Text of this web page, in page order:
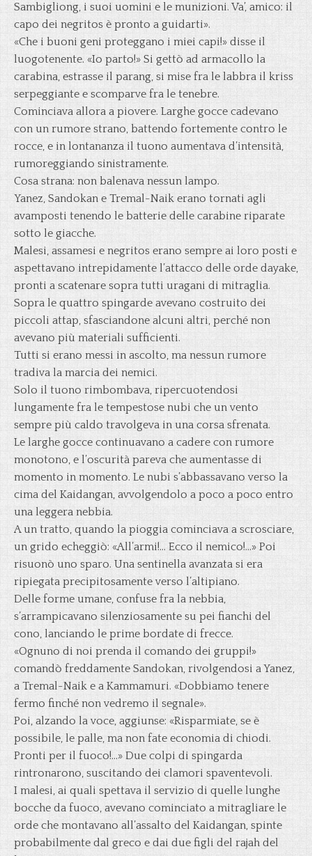
Sambigliong, i suoi uomini e le munizioni. Va’, amico: il
capo dei negritos è pronto a guidarti».
«Che i buoni geni proteggano i miei capi!» disse il
luogotenente. «Io parto!» Si gettò ad armacollo la
carabina, estrasse il parang, si mise fra le labbra il kriss
serpeggiante e scomparve fra le tenebre.
Cominciava allora a piovere. Larghe gocce cadevano
con un rumore strano, battendo fortemente contro le
rocce, e in lontananza il tuono aumentava d’intensità,
rumoreggiando sinistramente.
Cosa strana: non balenava nessun lampo.
Yanez, Sandokan e Tremal-Naik erano tornati agli
avamposti tenendo le batterie delle carabine riparate
sotto le giacche.
Malesi, assamesi e negritos erano sempre ai loro posti e
aspettavano intrepidamente l’attacco delle orde dayake,
pronti a scatenare sopra tutti uragani di mitraglia.
Sopra le quattro spingarde avevano costruito dei
piccoli attap, sfasciandone alcuni altri, perché non
avevano più materiali sufficienti.
Tutti si erano messi in ascolto, ma nessun rumore
tradiva la marcia dei nemici.
Solo il tuono rimbombava, ripercuotendosi
lungamente fra le tempestose nubi che un vento
sempre più caldo travolgeva in una corsa sfrenata.
Le larghe gocce continuavano a cadere con rumore
monotono, e l’oscurità pareva che aumentasse di
momento in momento. Le nubi s’abbassavano verso la
cima del Kaidangan, avvolgendolo a poco a poco entro
una leggera nebbia.
A un tratto, quando la pioggia cominciava a scrosciare,
un grido echeggiò: «All’armi!… Ecco il nemico!…» Poi
risuonò uno sparo. Una sentinella avanzata si era
ripiegata precipitosamente verso l’altipiano.
Delle forme umane, confuse fra la nebbia,
s’arrampicavano silenziosamente su pei fianchi del
cono, lanciando le prime bordate di frecce.
«Ognuno di noi prenda il comando dei gruppi!»
comandò freddamente Sandokan, rivolgendosi a Yanez,
a Tremal-Naik e a Kammamuri. «Dobbiamo tenere
fermo finché non vedremo il segnale».
Poi, alzando la voce, aggiunse: «Risparmiate, se è
possibile, le palle, ma non fate economia di chiodi.
Pronti per il fuoco!…» Due colpi di spingarda
rintronarono, suscitando dei clamori spaventevoli.
I malesi, ai quali spettava il servizio di quelle lunghe
bocche da fuoco, avevano cominciato a mitragliare le
orde che montavano all’assalto del Kaidangan, spinte
probabilmente dal greco e dai due figli del rajah del